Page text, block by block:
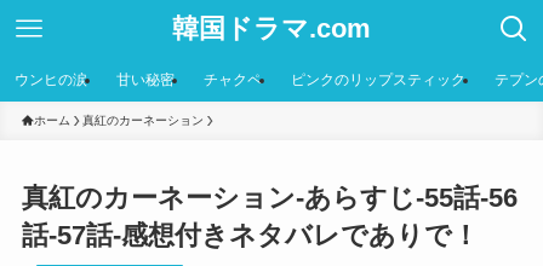
韓国ドラマ.com
ウンヒの涙 甘い秘密 チャクペ ピンクのリップスティック テプン
ホーム 真紅のカーネーション
真紅のカーネーション-あらすじ-55話-56
話-57話-感想付きネタバレでありで！